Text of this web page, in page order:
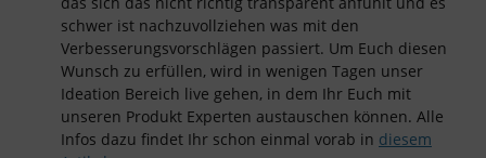
schwer ist nachzuvollziehen was mit den
Verbesserungsvorschlägen passiert. Um Euch diesen
Wunsch zu erfüllen, wird in wenigen Tagen unser
Ideation Bereich live gehen, in dem Ihr Euch mit
unseren Produkt Experten austauschen können. Alle
Infos dazu findet Ihr schon einmal vorab in diesem